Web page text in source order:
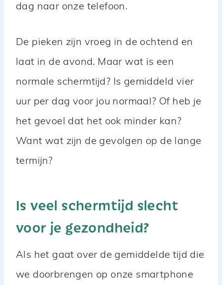
dag naar onze telefoon.
De pieken zijn vroeg in de ochtend en
laat in de avond. Maar wat is een
normale schermtijd? Is gemiddeld vier
uur per dag voor jou normaal? Of heb je
het gevoel dat het ook minder kan?
Want wat zijn de gevolgen op de lange
termijn?
Is veel schermtijd slecht
voor je gezondheid?
Als het gaat over de gemiddelde tijd die
we doorbrengen op onze smartphone